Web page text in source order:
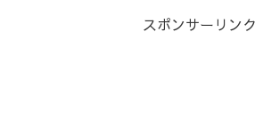
スポンサーリンク